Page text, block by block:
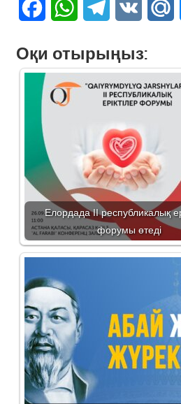
FacebookWhatsAppTelegram
VK
Оқи отырыңыз:
Елордада ІІ республикалық
форумы өтеді